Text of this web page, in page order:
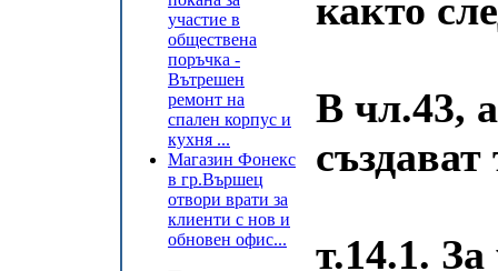
участие в
обществена
поръчка -
Вътрешен
ремонт на
спален корпус и
кухня ...
Магазин Фонекс
в гр.Вършец
отвори врати за
клиенти с нов и
обновен офис...
както
В чл.43,
т.14.1.